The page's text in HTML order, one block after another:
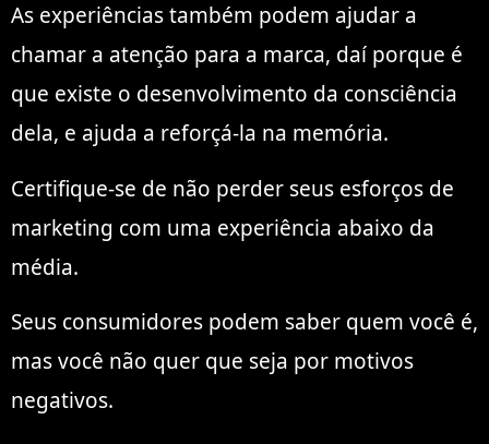
As experiências também podem ajudar a
chamar a atenção para a marca, daí porque é
que existe o desenvolvimento da consciência
dela, e ajuda a reforçá-la na memória.
Certifique-se de não perder seus esforços de
marketing com uma experiência abaixo da
média.
Seus consumidores podem saber quem você é,
mas você não quer que seja por motivos
negativos.